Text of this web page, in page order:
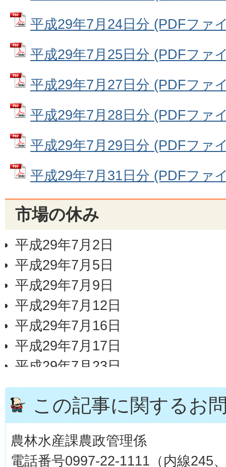
平成29年7月24日分 (PDFファ
平成29年7月25日分 (PDFファ
平成29年7月27日分 (PDFファ
平成29年7月28日分 (PDFファ
平成29年7月29日分 (PDFファ
平成29年7月31日分 (PDFファ
市場の休み
平成29年7月2日
平成29年7月5日
平成29年7月9日
平成29年7月12日
平成29年7月16日
平成29年7月17日
平成29年7月23日
平成29年7月26日
平成29年7月30日
この記事に関するお
農林水産課農政管理係
電話番号0997-22-1111（内線245